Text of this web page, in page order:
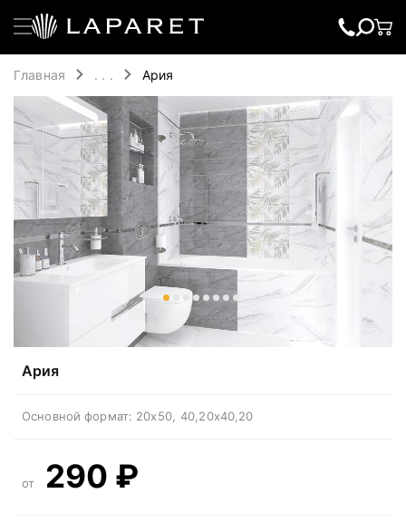
Главная . . . Ария
Ария
Основной формат: 20x50 40,20x40,20
от 290 ₽